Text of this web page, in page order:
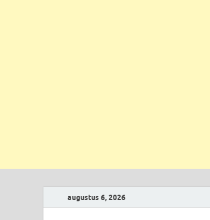
augustus 6, 2026